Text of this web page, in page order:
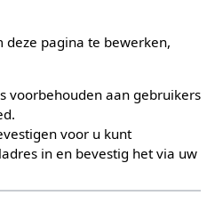
pagina te bewerken,
voorbehouden aan gebruikers
voor u kunt
in en bevestig het via uw